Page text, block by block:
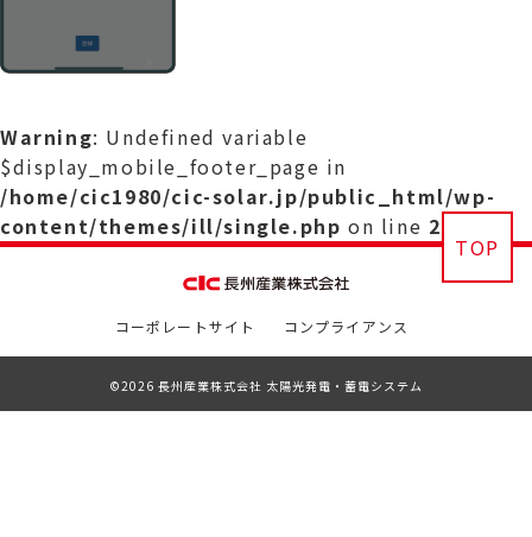
Warning: Undefined variable
$display_mobile_footer_page in
/home/cic1980/cic-solar.jp/public_html/wp-
content/themes/ill/single.php on line 29
TOP
コーポレートサイト コンプライアンス
©2026 長州産業株式会社 太陽光発電・蓄電システム